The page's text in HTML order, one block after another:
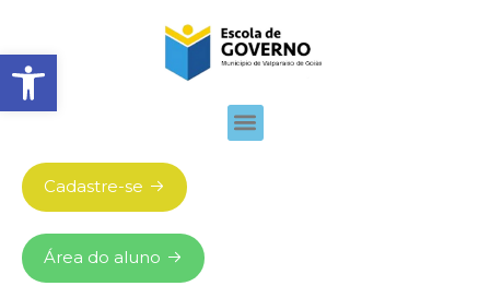
Abrir barra de ferramentas
Cadastre-se
Área do aluno